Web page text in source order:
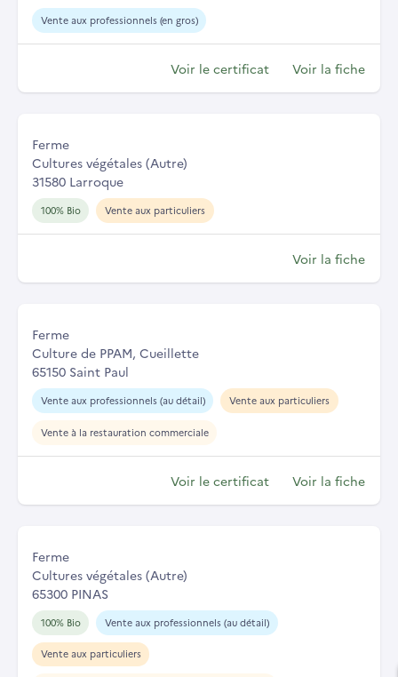
Vente aux professionnels (en gros)
Voir le certificat Voir la fiche
Ferme
Cultures végétales (Autre)
31580 Larroque
100% Bio Vente aux particuliers
Voir la fiche
Ferme
Culture de PPAM, Cueillette
65150 Saint Paul
Vente aux professionnels (au détail) Vente aux particuliers
Vente à la restauration commerciale
Voir le certificat Voir la fiche
Ferme
Cultures végétales (Autre)
65300 PINAS
100% Bio Vente aux professionnels (au détail)
Vente aux particuliers